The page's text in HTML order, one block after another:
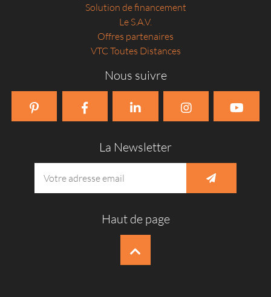
Solution de financement
Le S.A.V.
Offres partenaires
VTC Toutes Distances
Nous suivre
La Newsletter
Haut de page